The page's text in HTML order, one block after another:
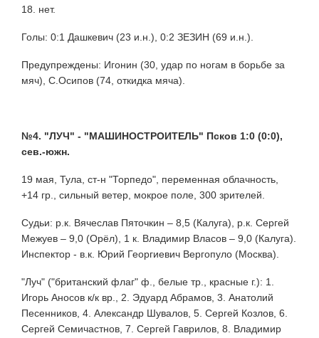
18. нет.
Голы: 0:1 Дашкевич (23 и.н.), 0:2 ЗЕЗИН (69 и.н.).
Предупреждены: Игонин (30, удар по ногам в борьбе за
мяч), С.Осипов (74, откидка мяча).
№4. "ЛУЧ" - "МАШИНОСТРОИТЕЛЬ" Псков 1:0 (0:0),
сев.-южн.
19 мая, Тула, ст-н "Торпедо", переменная облачность,
+14 гр., сильный ветер, мокрое поле, 300 зрителей.
Судьи: р.к. Вячеслав Пяточкин – 8,5 (Калуга), р.к. Сергей
Межуев – 9,0 (Орёл), 1 к. Владимир Власов – 9,0 (Калуга).
Инспектор - в.к. Юрий Георгиевич Вергопуло (Москва).
"Луч" ("британский флаг" ф., белые тр., красные г.): 1.
Игорь Аносов к/к вр., 2. Эдуард Абрамов, 3. Анатолий
Песенников, 4. Александр Шувалов, 5. Сергей Козлов, 6.
Сергей Семичастнов, 7. Сергей Гаврилов, 8. Владимир